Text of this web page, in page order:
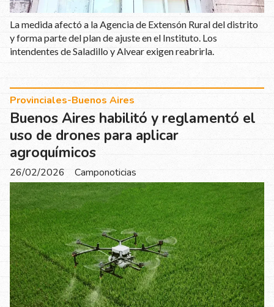
La medida afectó a la Agencia de Extensón Rural del distrito
y forma parte del plan de ajuste en el Instituto. Los
intendentes de Saladillo y Alvear exigen reabrirla.
Buenos Aires habilitó y reglamentó el
uso de drones para aplicar
agroquímicos
Camponoticias
Provinciales-Buenos Aires
26/02/2026